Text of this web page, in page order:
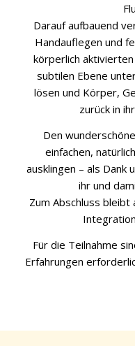
Darauf aufbauend
Handauflegen und
körperlich
subtilen Ebene
lösen und Körper,
zurück in
Den
einfachen,
ausklingen – als Dank
ihr und
Zum Abschluss bleibt
Für die Teilnahme
Erfahrungen